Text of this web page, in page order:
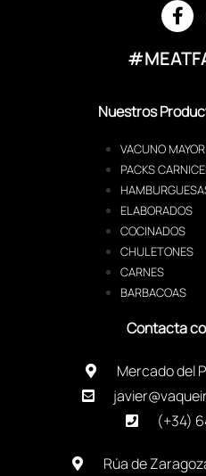
Nuestros
VACUNO MAYOR
PACKS
ELABORADOS
COCINADOS
CHULETONES
CARNES
BARBACOAS
Contacta
Mercado del
(+34)
Rúa de